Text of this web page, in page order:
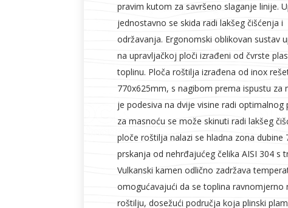
pravim kutom za savršeno slaganje linije.
jednostavno se skida radi lakšeg čišćenja i
održavanja. Ergonomski oblikovan sustav
na upravljačkoj ploči izrađeni od čvrste
toplinu. Ploča roštilja izrađena od inox
770x625mm, s nagibom prema ispustu za
je podesiva na dvije visine radi optimalnog
za masnoću se može skinuti radi lakšeg
ploče roštilja nalazi se hladna zona dubine
prskanja od nehrđajućeg čelika AISI 304 s
Vulkanski kamen odlično zadržava
omogućavajući da se toplina ravnomjerno
roštilju, dosežući područja koja plinski